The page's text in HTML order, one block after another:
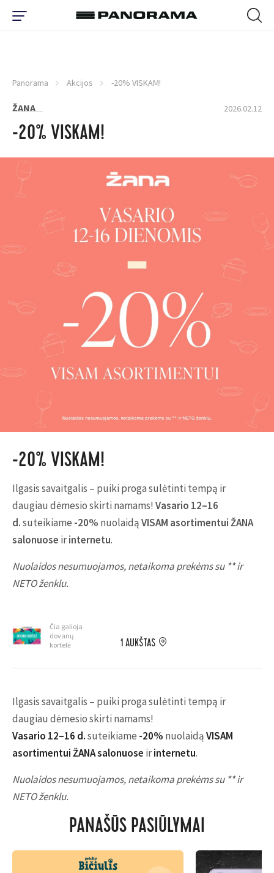
Panorama Akcijos -20% VISKAM!
ŽANA 2026.02.12
-20% VISKAM!
-20% VISKAM!
Ilgasis savaitgalis – puiki proga sulėtinti tempą ir
daugiau dėmesio skirti namams! Vasario 12–16
d.suteikiame -20% nuolaidąVISAM asortimentuiŽANA
salonuose irinternetu.
Nuolaidos nesumuojamos, netaikoma prekėms su ** ir
NETO ženklu.
Čia galioja
dovanų
kortelė
1 AUKŠTAS
Ilgasis savaitgalis – puiki proga sulėtinti tempą ir
daugiau dėmesio skirti namams!
Vasario 12–16 d.suteikiame -20% nuolaidąVISAM
asortimentuiŽANA salonuose irinternetu.
Nuolaidos nesumuojamos, netaikoma prekėms su ** ir
NETO ženklu.
PANAŠŪS PASIŪLYMAI